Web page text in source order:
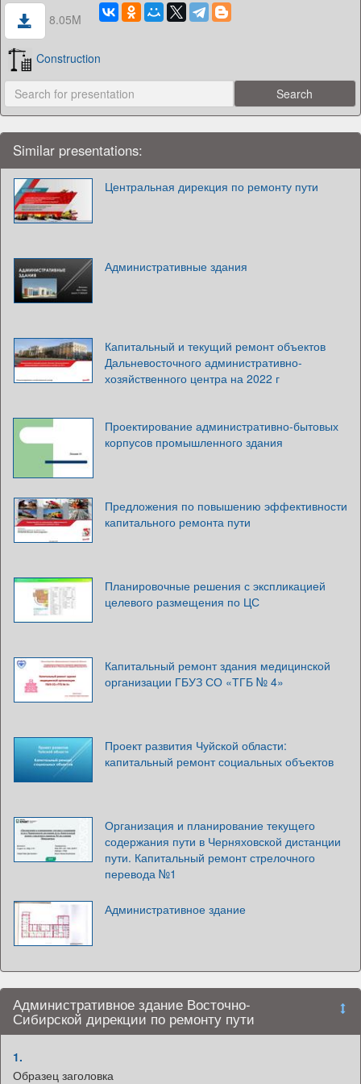
8.05M
Construction
Similar presentations:
Центральная дирекция по ремонту пути
Административные здания
Капитальный и текущий ремонт объектов
Дальневосточного административно-
хозяйственного центра на 2022 г
Проектирование административно-бытовых
корпусов промышленного здания
Предложения по повышению эффективности
капитального ремонта пути
Планировочные решения с экспликацией
целевого размещения по ЦС
Капитальный ремонт здания медицинской
организации ГБУЗ СО «ТГБ № 4»
Проект развития Чуйской области:
капитальный ремонт социальных объектов
Организация и планирование текущего
содержания пути в Черняховской дистанции
пути. Капитальный ремонт стрелочного
перевода №1
Административное здание
Административное здание Восточно-
Сибирской дирекции по ремонту пути
1.
Образец заголовка